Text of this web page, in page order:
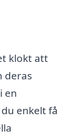
klokt att
deras
en
enkelt få